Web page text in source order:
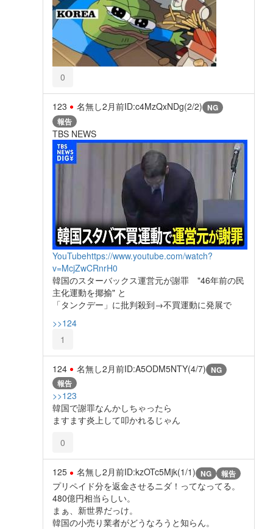
0
123 名無し2月前ID:c4MzQxNDg(2/2) NG
報告
TBS NEWS
YouTubehttps://www.youtube.com/watch?
v=McjZwCRnrH0
韓国のスターバックス運営元が謝罪 "46年前の民
主化運動を揶揄" と
「タンクデー」に批判殺到→不買運動に発展で
>>124
1
124 名無し2月前ID:A5ODM5NTY(4/7) NG
報告
>>123
韓国で謝罪なんかしちゃったら
ますます炎上して叩かれるじゃん
0
125 名無し2月前ID:kzOTc5Mjk(1/1) NG 報告
プリペイド分を返金させるニダ！ってなってる。
480億円相当らしい。
まぁ、新世界だっけ。
韓国の小売り業者がどうなろうと知らん。